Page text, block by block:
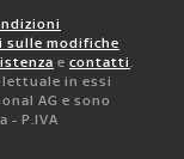
sulle modifiche
e contatti.
in essi
AG e sono
- P.IVA